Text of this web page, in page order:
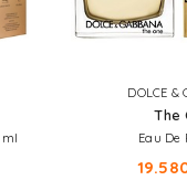
ml
DOLCE &
The
Eau De